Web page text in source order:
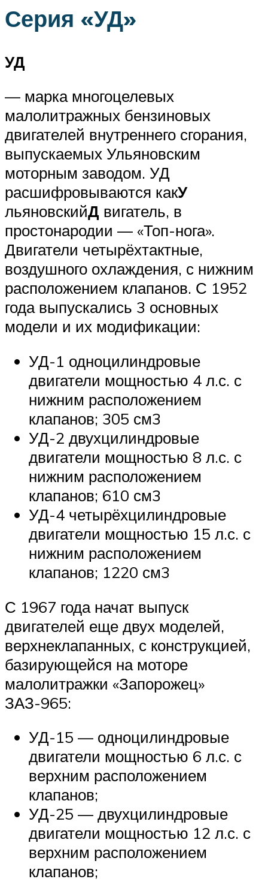
Серия «УД»
УД
— марка многоцелевых
малолитражных бензиновых
двигателей внутреннего сгорания,
выпускаемых Ульяновским
моторным заводом. УД
расшифровываются какУ
льяновскийД вигатель, в
простонародии — «Топ-нога».
Двигатели четырёхтактные,
воздушного охлаждения, с нижним
расположением клапанов. С 1952
года выпускались 3 основных
модели и их модификации:
УД-1 одноцилиндровые
двигатели мощностью 4 л.с. с
нижним расположением
клапанов; 305 см3
УД-2 двухцилиндровые
двигатели мощностью 8 л.с. с
нижним расположением
клапанов; 610 см3
УД-4 четырёхцилиндровые
двигатели мощностью 15 л.с. с
нижним расположением
клапанов; 1220 см3
С 1967 года начат выпуск
двигателей еще двух моделей,
верхнеклапанных, с конструкцией,
базирующейся на моторе
малолитражки «Запорожец»
ЗАЗ-965:
УД-15 — одноцилиндровые
двигатели мощностью 6 л.с. с
верхним расположением
клапанов;
УД-25 — двухцилиндровые
двигатели мощностью 12 л.с. с
верхним расположением
клапанов;